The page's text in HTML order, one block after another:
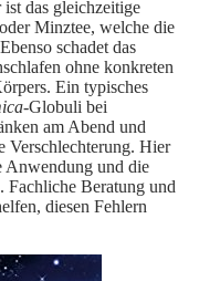
das gleichzeitige
Minztee, welche die
schadet das
ohne konkreten
Ein typisches
-Globuli bei
am Abend und
Verschlechterung. Hier
Anwendung und die
Fachliche Beratung und
diesen Fehlern